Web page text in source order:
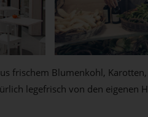
frischem Blumenkohl,
legefrisch von den eigenen